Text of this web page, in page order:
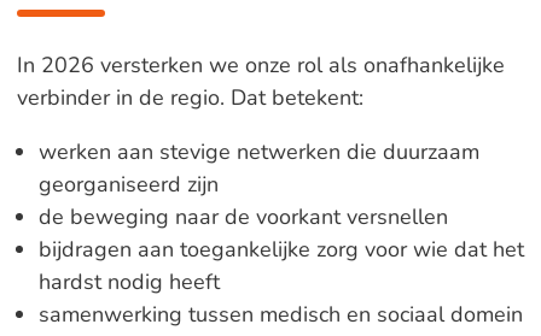
In 2026 versterken we onze rol als onafhankelijke
verbinder in de regio. Dat betekent:
werken aan stevige netwerken die duurzaam
georganiseerd zijn
de beweging naar de voorkant versnellen
bijdragen aan toegankelijke zorg voor wie dat het
hardst nodig heeft
samenwerking tussen medisch en sociaal domein